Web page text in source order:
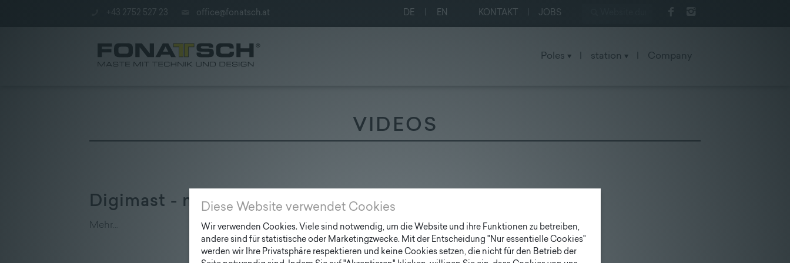
+43 2752 527 23 office@fonatsch.at KONTAKT JOBS
DE EN
Poles station Company
Poles
Company
VIDEOS
Digimast - mast have BY FONATSCH
Mehr…
Diese Website verwendet Cookies
Wir verwenden Cookies. Viele sind notwendig, um die Website und ihre Funktionen zu betreiben,
andere sind für statistische oder Marketingzwecke. Mit der Entscheidung "Nur essentielle Cookies"
werden wir Ihre Privatsphäre respektieren und keine Cookies setzen, die nicht für den Betrieb der